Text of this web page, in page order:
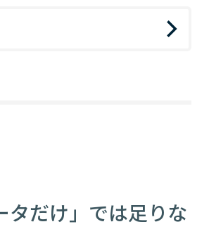
タだけ」では足りな